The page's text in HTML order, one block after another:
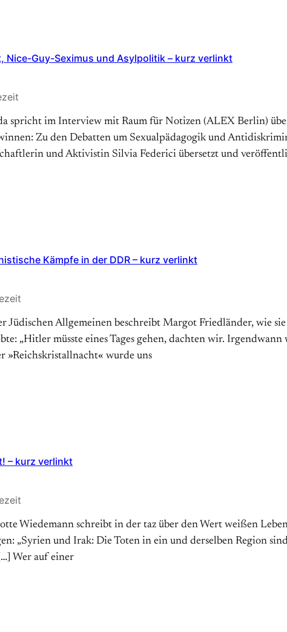
Nice-Guy-Seximus und Asylpolitik – kurz verlinkt
spricht im Interview mit Raum für Notizen (ALEX Berlin)
Zu den Debatten um Sexualpädagogik und
und Aktivistin Silvia Federici übersetzt und
Kämpfe in der DDR – kurz verlinkt
Jüdischen Allgemeinen beschreibt Margot Friedländer, wie
„Hitler müsste eines Tages gehen, dachten wir.
»Reichskristallnacht« wurde uns
– kurz verlinkt
Wiedemann schreibt in der taz über den Wert weißen
„Syrien und Irak: Die Toten in ein und derselben Region
Wer auf einer